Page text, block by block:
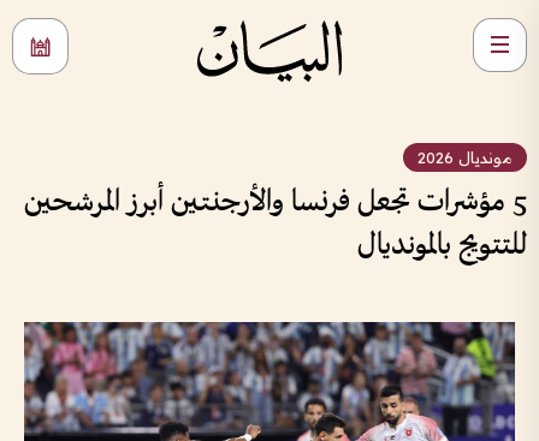
مونديال 2026
5 مؤشرات تجعل فرنسا والأرجنتين أبرز المرشحين
للتتويج بالمونديال